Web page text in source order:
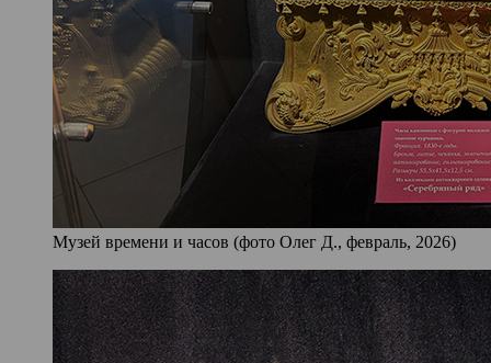
Музей времени и часов (фото Олег Д., февраль, 2026)